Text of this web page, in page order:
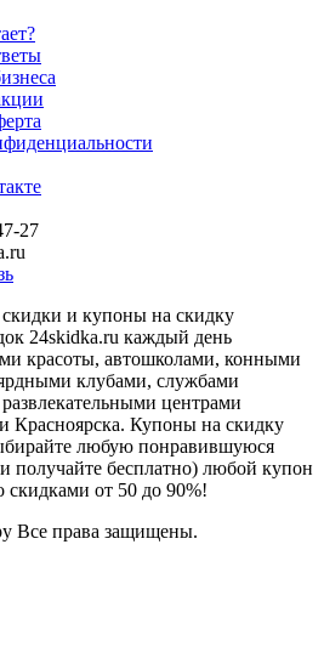
27
и купоны на скидку
24skidka.ru каждый день
красоты, автошколами, конными
клубами, службами
центрами
Красноярска. Купоны на скидку
любую понравившуюся
получайте бесплатно) любой купон
скидками от 50 до 90%!
Все права защищены.